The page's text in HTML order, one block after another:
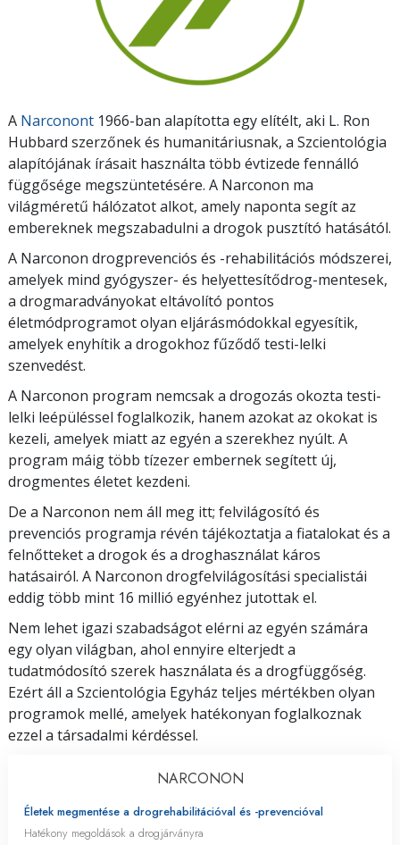
A Narconont 1966-ban alapította egy elítélt, aki L. Ron
Hubbard szerzőnek és humanitáriusnak, a Szcientológia
alapítójának írásait használta több évtizede fennálló
függősége megszüntetésére. A Narconon ma
világméretű hálózatot alkot, amely naponta segít az
embereknek megszabadulni a drogok pusztító hatásától.
A Narconon drogprevenciós és -rehabilitációs módszerei,
amelyek mind gyógyszer- és helyettesítődrog-mentesek,
a drogmaradványokat eltávolító pontos
életmódprogramot olyan eljárásmódokkal egyesítik,
amelyek enyhítik a drogokhoz fűződő testi-lelki
szenvedést.
A Narconon program nemcsak a drogozás okozta testi-
lelki leépüléssel foglalkozik, hanem azokat az okokat is
kezeli, amelyek miatt az egyén a szerekhez nyúlt. A
program máig több tízezer embernek segített új,
drogmentes életet kezdeni.
De a Narconon nem áll meg itt; felvilágosító és
prevenciós programja révén tájékoztatja a fiatalokat és a
felnőtteket a drogok és a droghasználat káros
hatásairól. A Narconon drogfelvilágosítási specialistái
eddig több mint 16 millió egyénhez jutottak el.
Nem lehet igazi szabadságot elérni az egyén számára
egy olyan világban, ahol ennyire elterjedt a
tudatmódosító szerek használata és a drogfüggőség.
Ezért áll a Szcientológia Egyház teljes mértékben olyan
programok mellé, amelyek hatékonyan foglalkoznak
ezzel a társadalmi kérdéssel.
NARCONON
Életek megmentése a drogrehabilitációval és -prevencióval
Hatékony megoldások a drogjárványra